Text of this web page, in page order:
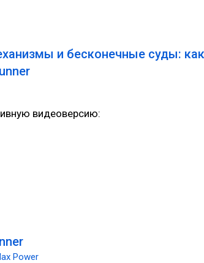
и бесконечные суды: как
видеоверсию:
Power